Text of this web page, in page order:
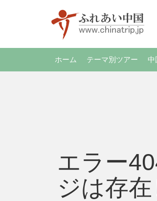
ホーム テーマ別ツアー 中
エラー
ジは存